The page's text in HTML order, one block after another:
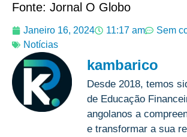
Fonte: Jornal O Globo
Janeiro 16, 2024 11:17 am
Sem
Notícias
kambarico
Desde 2018, temos
de Educação
angolanos a
e transformar a sua